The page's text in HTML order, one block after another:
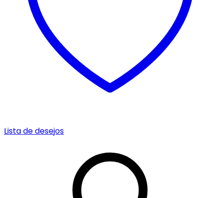
Lista de desejos